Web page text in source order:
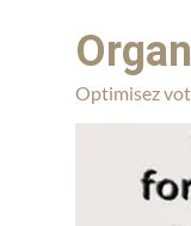
Optimisez